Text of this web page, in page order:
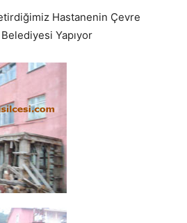
Hastanenin Çevre
Yapıyor